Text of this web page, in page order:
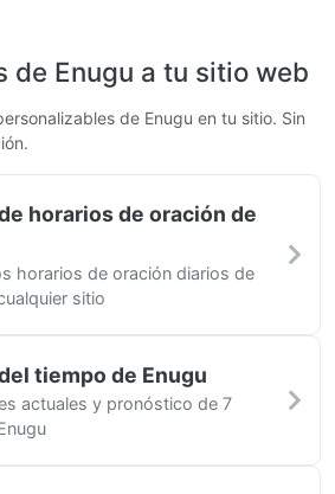
de Enugu a tu sitio web
de Enugu en tu sitio. Sin
horarios de oración de
horarios de oración diarios de
sitio
tiempo de Enugu
actuales y pronóstico de 7